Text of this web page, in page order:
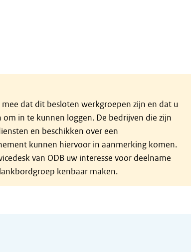
dat dit besloten werkgroepen zijn en dat u
in te kunnen loggen. De bedrijven die zijn
en beschikken over een
kunnen hiervoor in aanmerking komen.
van ODB uw interesse voor deelname
kenbaar maken.